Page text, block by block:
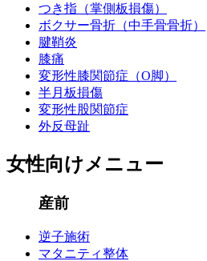
つき指（掌側板損傷）
ボクサー骨折（中手骨骨折）
腱鞘炎
膝痛
変形性膝関節症（O脚）
半月板損傷
変形性股関節症
外反母趾
女性向けメニュー
産前
逆子施術
マタニティ整体